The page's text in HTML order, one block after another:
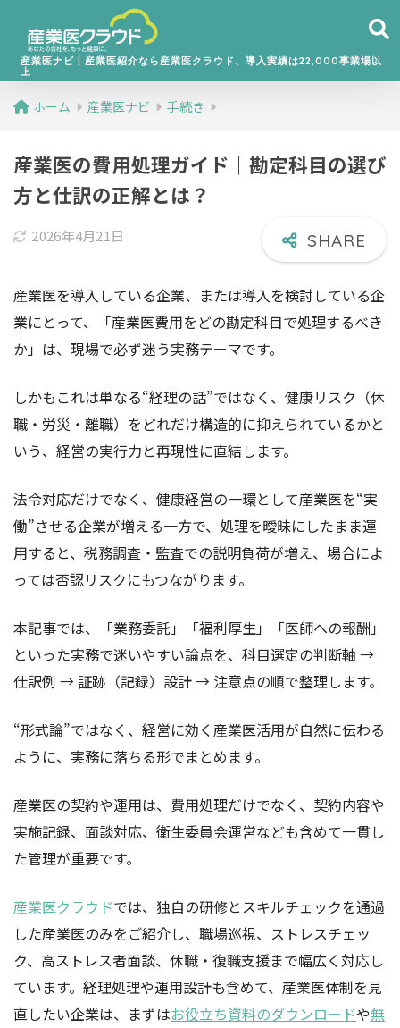
産業医ナビ丨産業医紹介なら産業医クラウド、導入実績は22,000事業場以
上
ホーム 産業医ナビ 手続き
産業医の費用処理ガイド｜勘定科目の選び
方と仕訳の正解とは？
2026年4月21日
産業医を導入している企業、または導入を検討している企
業にとって、「産業医費用をどの勘定科目で処理するべき
か」は、現場で必ず迷う実務テーマです。
しかもこれは単なる“経理の話”ではなく、健康リスク（休
職・労災・離職）をどれだけ構造的に抑えられているかと
いう、経営の実行力と再現性に直結します。
法令対応だけでなく、健康経営の一環として産業医を“実
働”させる企業が増える一方で、処理を曖昧にしたまま運
用すると、税務調査・監査での説明負荷が増え、場合によ
っては否認リスクにもつながります。
本記事では、「業務委託」「福利厚生」「医師への報酬」
といった実務で迷いやすい論点を、科目選定の判断軸 →
仕訳例 → 証跡（記録）設計 → 注意点の順で整理します。
“形式論”ではなく、経営に効く産業医活用が自然に伝わる
ように、実務に落ちる形でまとめます。
産業医の契約や運用は、費用処理だけでなく、契約内容や
実施記録、面談対応、衛生委員会運営なども含めて一貫し
た管理が重要です。
産業医クラウドでは、独自の研修とスキルチェックを通過
した産業医のみをご紹介し、職場巡視、ストレスチェッ
ク、高ストレス者面談、休職・復職支援まで幅広く対応し
ています。経理処理や運用設計も含めて、産業医体制を見
直したい企業は、まずはお役立ち資料のダウンロードや無